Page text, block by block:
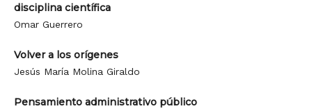
disciplina científica
Omar Guerrero
Volver a los orígenes
Jesús María Molina Giraldo
Pensamiento administrativo público